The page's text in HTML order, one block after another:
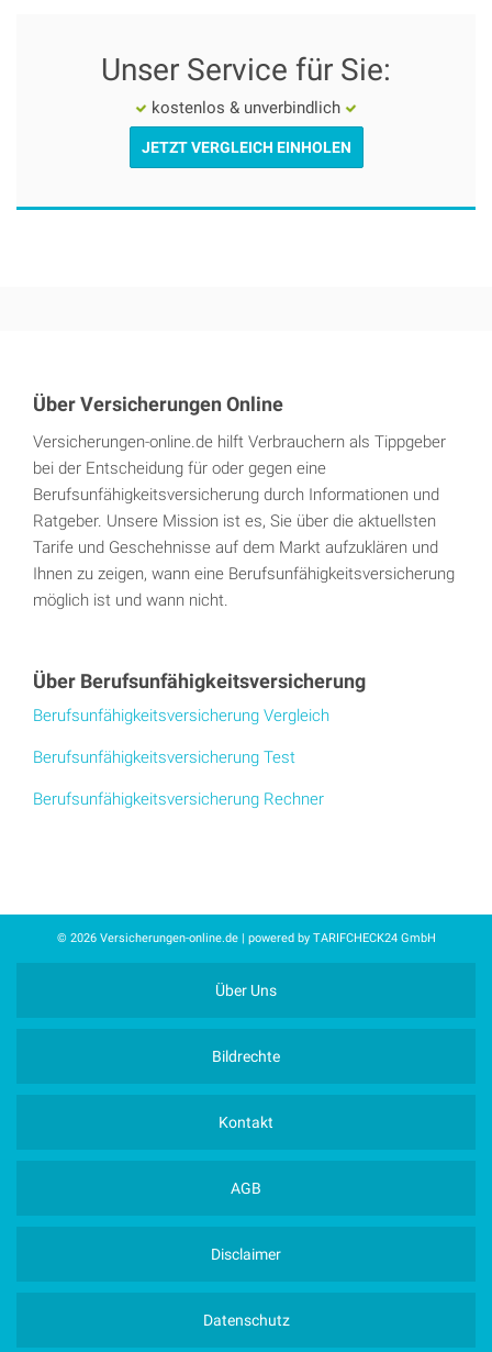
Unser Service für Sie:
kostenlos & unverbindlich
JETZT VERGLEICH EINHOLEN
Über Versicherungen Online
Versicherungen-online.de hilft Verbrauchern als Tippgeber
bei der Entscheidung für oder gegen eine
Berufsunfähigkeitsversicherung durch Informationen und
Ratgeber. Unsere Mission ist es, Sie über die aktuellsten
Tarife und Geschehnisse auf dem Markt aufzuklären und
Ihnen zu zeigen, wann eine Berufsunfähigkeitsversicherung
möglich ist und wann nicht.
Über Berufsunfähigkeitsversicherung
Berufsunfähigkeitsversicherung Vergleich
Berufsunfähigkeitsversicherung Test
Berufsunfähigkeitsversicherung Rechner
© 2026 Versicherungen-online.de | powered by TARIFCHECK24 GmbH
Über Uns
Bildrechte
Kontakt
AGB
Disclaimer
Datenschutz